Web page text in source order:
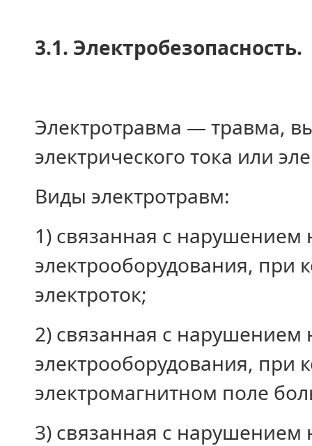
3.1. Электробезопасность.
Электротравма — травма,
электрического тока или
Виды электротравм:
1) связанная с
электрооборудования, при
электроток;
2) связанная с
электрооборудования, при
электромагнитном поле
3) связанная с